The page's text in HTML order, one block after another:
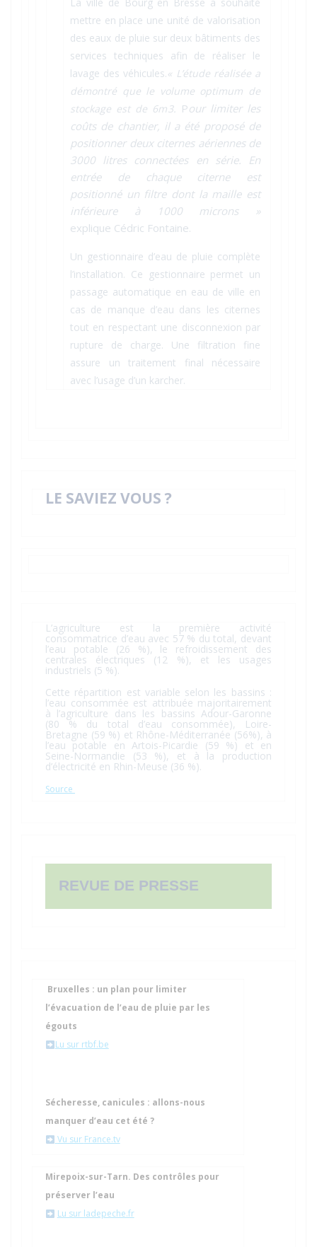
La ville de Bourg en Bresse a souhaité
mettre en place une unité de valorisation
des eaux de pluie sur deux bâtiments des
services techniques afin de réaliser le
lavage des véhicules.« L’étude réalisée a
démontré que le volume optimum de
stockage est de 6m3. Pour limiter les
coûts de chantier, il a été proposé de
positionner deux citernes aériennes de
3000 litres connectées en série. En
entrée de chaque citerne est
positionné un filtre dont la maille est
inférieure à 1000 microns »
explique Cédric Fontaine.
Un gestionnaire d’eau de pluie complète
l’installation. Ce gestionnaire permet un
passage automatique en eau de ville en
cas de manque d’eau dans les citernes
tout en respectant une disconnexion par
rupture de charge. Une filtration fine
assure un traitement final nécessaire
avec l’usage d’un karcher.
LE SAVIEZ VOUS ?
L’agriculture est la première activité
consommatrice d’eau avec 57 % du total, devant
l’eau potable (26 %), le refroidissement des
centrales électriques (12 %), et les usages
industriels (5 %).
Cette répartition est variable selon les bassins :
l’eau consommée est attribuée majoritairement
à l’agriculture dans les bassins Adour-Garonne
(80 % du total d’eau consommée), Loire-
Bretagne (59 %) et Rhône-Méditerranée (56%), à
l’eau potable en Artois-Picardie (59 %) et en
Seine-Normandie (53 %), et à la production
d’électricité en Rhin-Meuse (36 %).
Source
REVUE DE PRESSE
Bruxelles : un plan pour limiter
l’évacuation de l’eau de pluie par les
égouts
Lu sur rtbf.be
Sécheresse, canicules : allons-nous
manquer d’eau cet été ?
Vu sur France.tv
Mirepoix-sur-Tarn. Des contrôles pour
préserver l’eau
Lu sur ladepeche.fr